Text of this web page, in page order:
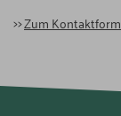
Zum